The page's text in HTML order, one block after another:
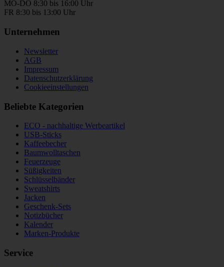
MO-DO 8:30 bis 16:00 Uhr
FR 8:30 bis 13:00 Uhr
Unternehmen
Newsletter
AGB
Impressum
Datenschutzerklärung
Cookieeinstellungen
Beliebte Kategorien
ECO - nachhaltige Werbeartikel
USB-Sticks
Kaffeebecher
Baumwolltaschen
Feuerzeuge
Süßigkeiten
Schlüsselbänder
Sweatshirts
Jacken
Geschenk-Sets
Notizbücher
Kalender
Marken-Produkte
Service